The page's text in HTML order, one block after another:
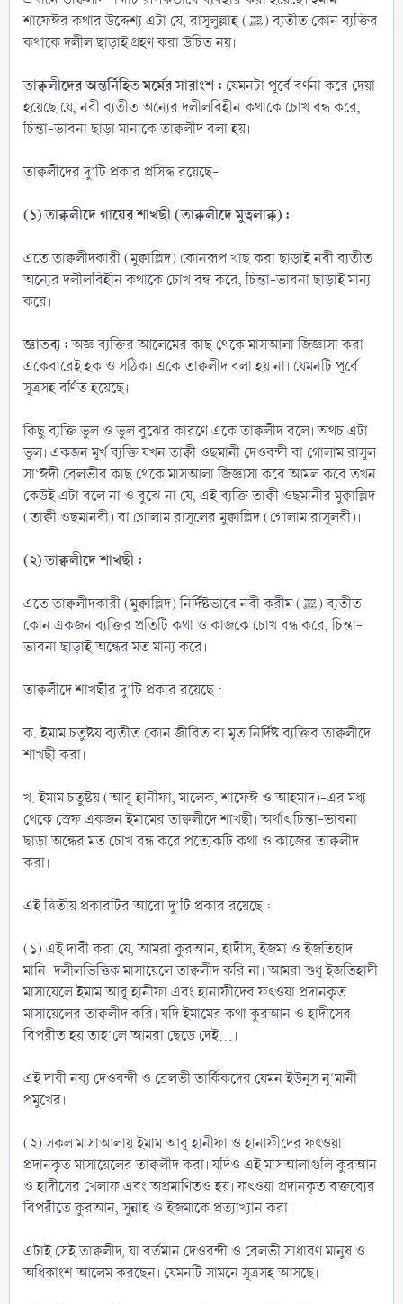
শাফেঈর কথার উদ্দেশ্য এটা যে, রাসূলুল্লাহ (ﷺ) ব্যতীত কোন ব্যক্তির
কথাকে দলীল ছাড়াই গ্রহণ করা উচিত নয়।
তাক্বলীদের অন্তর্নিহিত মর্মের সারাংশ : যেমনটা পূর্বে বর্ণনা করে দেয়া
হয়েছে যে, নবী ব্যতীত অন্যের দলীলবিহীন কথাকে চোখ বন্ধ করে,
চিন্তা-ভাবনা ছাড়া মানাকে তাক্বলীদ বলা হয়।
তাক্বলীদের দু’টি প্রকার প্রসিদ্ধ রয়েছে-
(১)তাক্বলীদে গায়ের শাখছী (তাক্বলীদে মুত্বলাক্ব) :
এতে তাক্বলীদকারী (মুক্বাল্লিদ) কোনরূপ খাছ করা ছাড়াই নবী ব্যতীত
অন্যের দলীলবিহীন কথাকে চোখ বন্ধ করে, চিন্তা-ভাবনা ছাড়াই মান্য
করে।
জ্ঞাতব্য :অজ্ঞ ব্যক্তির আলেমের কাছ থেকে মাসআলা জিজ্ঞাসা করা
একেবারেই হক ও সঠিক। একে তাক্বলীদ বলা হয় না। যেমনটি পূর্বে
সূত্রসহ বর্ণিত হয়েছে।
কিছু ব্যক্তি ভুল ও ভুল বুঝের কারণে একে তাক্বলীদ বলে। অথচ এটা
ভুল। একজন মূর্খ ব্যক্তি যখন তাক্বী ওছমানী দেওবন্দী বা গোলাম রাসূল
সা‘ঈদী ব্রেলভীর কাছ থেকে মাসআলা জিজ্ঞাসা করে আমল করে তখন
কেউই এটা বলে না ও বুঝে না যে, এই ব্যক্তি তাক্বী ওছমানীর মুক্বাল্লিদ
(তাক্বী ওছমানবী) বা গোলাম রাসূলের মুক্বাল্লিদ (গোলাম রাসূলবী)।
(২) তাক্বলীদে শাখছী :
এতে তাক্বলীদকারী (মুক্বাল্লিদ) নির্দিষ্টভাবে নবী করীম (ﷺ) ব্যতীত
কোন একজন ব্যক্তির প্রতিটি কথা ও কাজকে চোখ বন্ধ করে, চিন্তা-
ভাবনা ছাড়াই অন্ধের মত মান্য করে।
তাক্বলীদে শাখছীর দু’টি প্রকার রয়েছে :
ক. ইমাম চতুষ্টয় ব্যতীত কোন জীবিত বা মৃত নির্দিষ্ট ব্যক্তির তাক্বলীদে
শাখছী করা।
খ. ইমাম চতুষ্টয় (আবূ হানীফা, মালেক, শাফেঈ ও আহমাদ)-এর মধ্য
থেকে স্রেফ একজন ইমামের তাক্বলীদে শাখছী। অর্থাৎ চিন্তা-ভাবনা
ছাড়া অন্ধের মত চোখ বন্ধ করে প্রত্যেকটি কথা ও কাজের তাক্বলীদ
করা।
এই দ্বিতীয় প্রকারটির আরো দু’টি প্রকার রয়েছে :
(১) এই দাবী করা যে, আমরা কুরআন, হাদীস, ইজমা ও ইজতিহাদ
মানি। দলীলভিত্তিক মাসায়েলে তাক্বলীদ করি না। আমরা শুধু ইজতিহাদী
মাসায়েলে ইমাম আবূ হানীফা এবং হানাফীদের ফৎওয়া প্রদানকৃত
মাসায়েলের তাক্বলীদ করি। যদি ইমামের কথা কুরআন ও হাদীসের
বিপরীত হয় তাহ’লে আমরা ছেড়ে দেই...।
এই দাবী নব্য দেওবন্দী ও ব্রেলভী তার্কিকদের যেমন ইউনুস নু‘মানী
প্রমুখের।
(২) সকল মাসাআলায় ইমাম আবূ হানীফা ও হানাফীদের ফৎওয়া
প্রদানকৃত মাসায়েলের তাক্বলীদ করা। যদিও এই মাসআলাগুলি কুরআন
ও হাদীসের খেলাফ এবং অপ্রমাণিতও হয়। ফৎওয়া প্রদানকৃত বক্তব্যের
বিপরীতে কুরআন, সুন্নাহ ও ইজমাকে প্রত্যাখ্যান করা।
এটাই সেই তাক্বলীদ, যা বর্তমান দেওবন্দী ও ব্রেলভী সাধারণ মানুষ ও
অধিকাংশ আলেম করছেন। যেমনটি সামনে সূত্রসহ আসছে।